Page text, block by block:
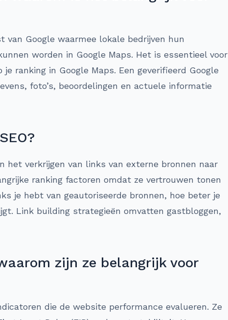
van Google waarmee lokale bedrijven hun
worden in Google Maps. Het is essentieel voor
ranking in Google Maps. Een geverifieerd Google
foto’s, beoordelingen en actuele informatie
het verkrijgen van links van externe bronnen naar
ranking factoren omdat ze vertrouwen tonen
je hebt van geautoriseerde bronnen, hoe beter je
Link building strategieën omvatten gastbloggen,
zijn ze belangrijk voor
die de website performance evalueren. Ze